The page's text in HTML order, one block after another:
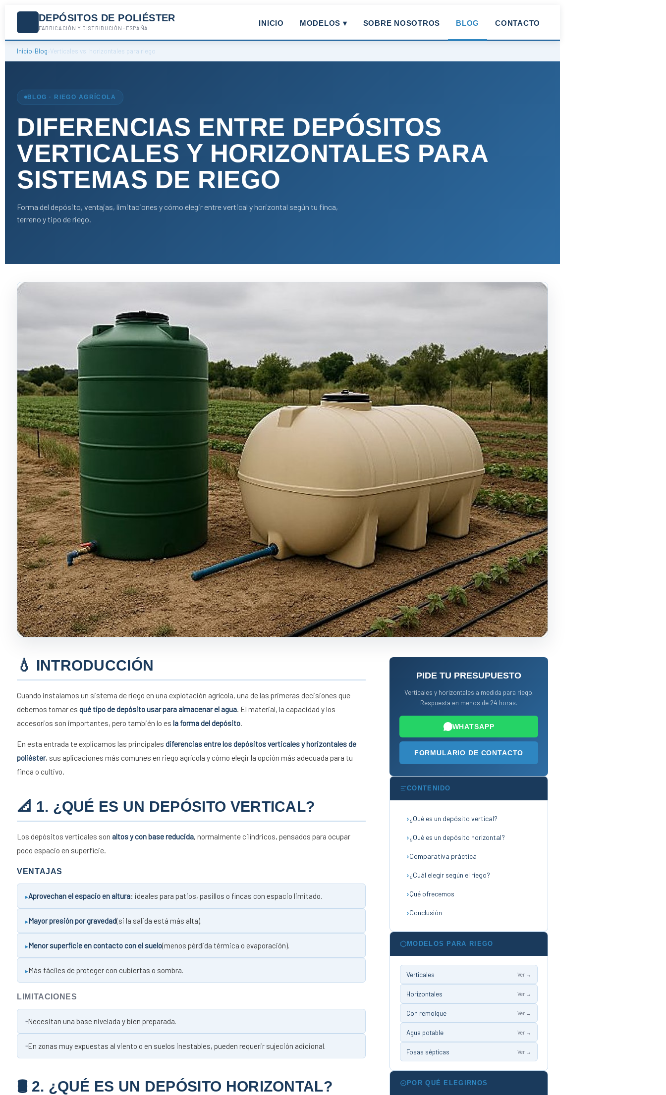
DEPÓSITOS DE POLIÉSTER
FABRICACIÓN Y DISTRIBUCIÓN · ESPAÑA
INICIO MODELOS ▾ SOBRE NOSOTROS BLOG CONTACTO
Inicio›Blog›Verticales vs. horizontales para riego
BLOG · RIEGO AGRÍCOLA
DIFERENCIAS ENTRE DEPÓSITOS
VERTICALES Y HORIZONTALES PARA
SISTEMAS DE RIEGO
Forma del depósito, ventajas, limitaciones y cómo elegir entre vertical y horizontal según tu finca,
terreno y tipo de riego.
💧 INTRODUCCIÓN
Cuando instalamos un sistema de riego en una explotación agrícola, una de las primeras decisiones que
debemos tomar es qué tipo de depósito usar para almacenar el agua . El material, la capacidad y los
accesorios son importantes, pero también lo es la forma del depósito
En esta entrada te explicamos las principales diferencias entre los depósitos verticales y horizontales de
poliéster, sus aplicaciones más comunes en riego agrícola y cómo elegir la opción más adecuada para tu
finca o cultivo.
📐 1. ¿QUÉ ES UN DEPÓSITO VERTICAL?
Los depósitos verticales son altos y con base reducida, normalmente cilíndricos, pensados para ocupar
poco espacio en superficie.
VENTAJAS
Aprovechan el espacio en altura: ideales para patios, pasillos o fincas con espacio limitado.
Mayor presión por gravedad(si la salida está más alta).
Menor superficie en contacto con el suelo(menos pérdida térmica o evaporación).
Más fáciles de proteger con cubiertas o sombra.
LIMITACIONES
Necesitan una base nivelada y bien preparada.
En zonas muy expuestas al viento o en suelos inestables, pueden requerir sujeción adicional.
🛢 2. ¿QUÉ ES UN DEPÓSITO HORIZONTAL?
PIDE TU PRESUPUESTO
Verticales y horizontales a medida para riego.
Respuesta en menos de 24 horas.
WHATSAPP
FORMULARIO DE CONTACTO
CONTENIDO
¿Qué es un depósito vertical?
¿Qué es un depósito horizontal?
Comparativa práctica
¿Cuál elegir según el riego?
Qué ofrecemos
Conclusión
MODELOS PARA RIEGO
Verticales Ver →
Horizontales Ver →
Con remolque Ver →
Agua potable Ver →
Fosas sépticas Ver →
POR QUÉ ELEGIRNOS